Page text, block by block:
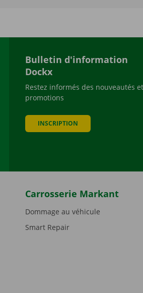
Bulletin d'information
Dockx
Restez informés des nouveautés et
promotions
INSCRIPTION
Carrosserie Markant
Dommage au véhicule
Smart Repair